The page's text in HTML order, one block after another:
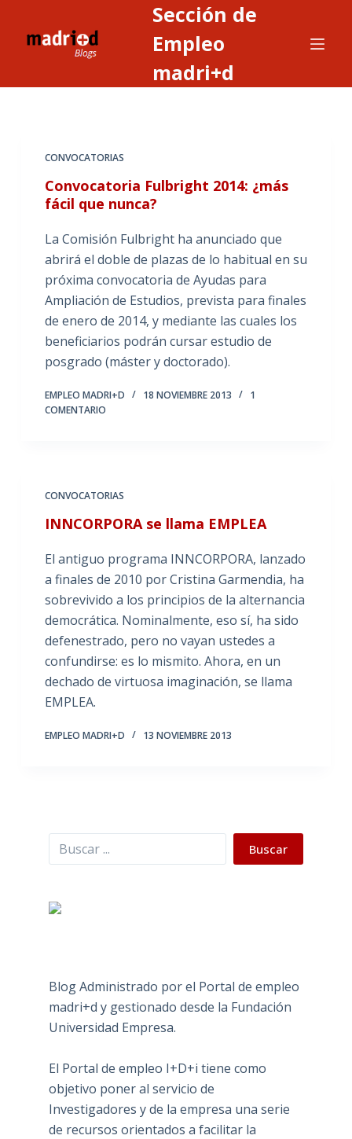
Sección de
Empleo
madri+d
CONVOCATORIAS
Convocatoria Fulbright 2014: ¿más
fácil que nunca?
La Comisión Fulbright ha anunciado que
abrirá el doble de plazas de lo habitual en su
próxima convocatoria de Ayudas para
Ampliación de Estudios, prevista para finales
de enero de 2014, y mediante las cuales los
beneficiarios podrán cursar estudio de
posgrado (máster y doctorado).
EMPLEO MADRI+D 18 NOVIEMBRE 2013
1
COMENTARIO
CONVOCATORIAS
INNCORPORA se llama EMPLEA
El antiguo programa INNCORPORA, lanzado
a finales de 2010 por Cristina Garmendia, ha
sobrevivido a los principios de la alternancia
democrática. Nominalmente, eso sí, ha sido
defenestrado, pero no vayan ustedes a
confundirse: es lo mismito. Ahora, en un
dechado de virtuosa imaginación, se llama
EMPLEA.
EMPLEO MADRI+D 13 NOVIEMBRE 2013
Buscar Buscar
Blog Administrado por el Portal de empleo
madri+d y gestionado desde la Fundación
Universidad Empresa.
El Portal de empleo I+D+i tiene como
objetivo poner al servicio de
Investigadores y de la empresa una serie
de recursos orientados a facilitar la